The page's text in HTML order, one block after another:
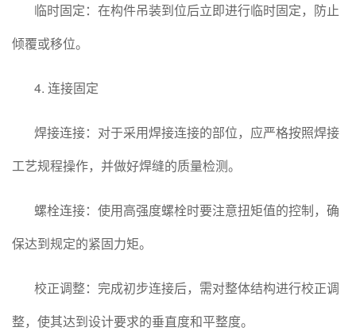
临时固定：在构件吊装到位后立即进行临时固定，防止
倾覆或移位。
4. 连接固定
焊接连接：对于采用焊接连接的部位，应严格按照焊接
工艺规程操作，并做好焊缝的质量检测。
螺栓连接：使用高强度螺栓时要注意扭矩值的控制，确
保达到规定的紧固力矩。
校正调整：完成初步连接后，需对整体结构进行校正调
整，使其达到设计要求的垂直度和平整度。